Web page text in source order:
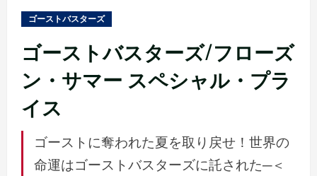
ーゴーストバスターズ
ゴーストバスターズ/フローズ
ン・サマー スペシャル・プラ
イス
ゴーストに奪われた夏を取り戻せ！世界の
命運はゴーストバスターズに託された─＜